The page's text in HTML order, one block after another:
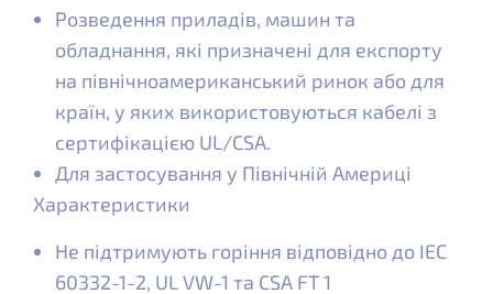
Розведення приладів, машин та
обладнання, які призначені для експорту
на північноамериканський ринок або для
країн, у яких використовуються кабелі з
сертифікацією UL/CSA.
Для застосування у Північній Америці
Характеристики
Не підтримують горіння відповідно до IEC
60332-1-2, UL VW-1 та CSA FT 1